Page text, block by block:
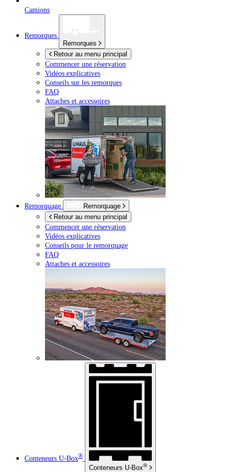
Camions
Remorques
Remorques
Retour au menu principal
Commencer une réservation
Vidéos explicatives
Conseils sur les remorques
FAQ
Attaches et accessoires
Remorquage
Remorquage
Retour au menu principal
Commencer une réservation
Vidéos explicatives
Conseils pour le remorquage
FAQ
Attaches et accessoires
Conteneurs U-Box®
Conteneurs U-Box®